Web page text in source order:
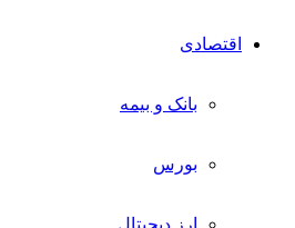
اقتصادی
بانک و بیمه
بورس
ارز دیجیتال